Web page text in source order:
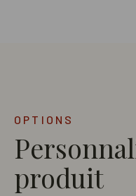
OPTIONS
produit